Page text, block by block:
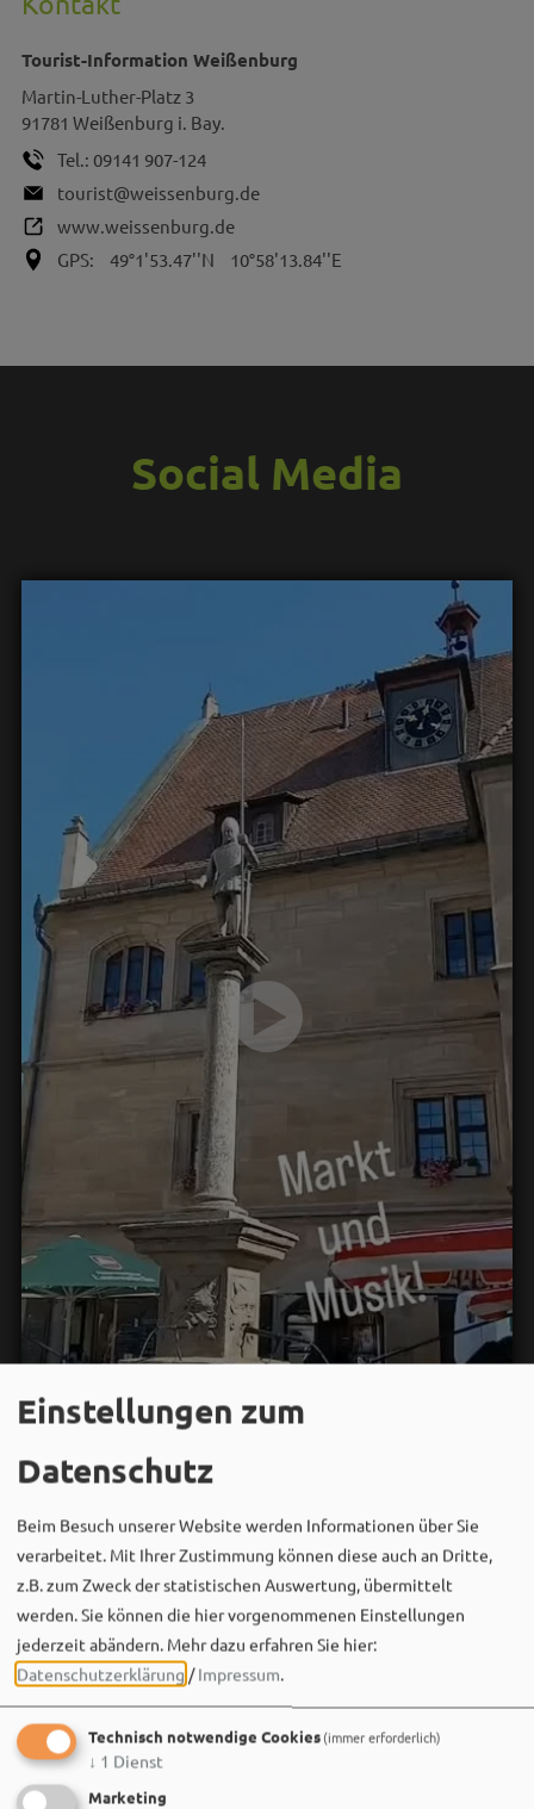
Tourist-Information Weißenburg
Martin-Luther-Platz 3
91781 Weißenburg i. Bay.
Tel.: 09141 907-124
tourist@weissenburg.de
www.weissenburg.de
GPS:
49°1'53.47''N 10°58'13.84''E
Social Media
Wir in Weißenburg
Einstellungen zum
Datenschutz
Beim Besuch unserer Website werden Informationen über Sie
verarbeitet. Mit Ihrer Zustimmung können diese auch an Dritte,
z.B. zum Zweck der statistischen Auswertung, übermittelt
werden. Sie können die hier vorgenommenen Einstellungen
jederzeit abändern. Mehr dazu erfahren Sie hier:
Datenschutzerklärung /Impressum.
Technisch notwendige Cookies(immer erforderlich)
↓ 1 Dienst
Marketing